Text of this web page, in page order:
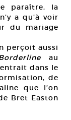
paraître, la
a qu’à voir
du mariage
perçoit aussi
au
dans le
de
que l’on
Bret Easton